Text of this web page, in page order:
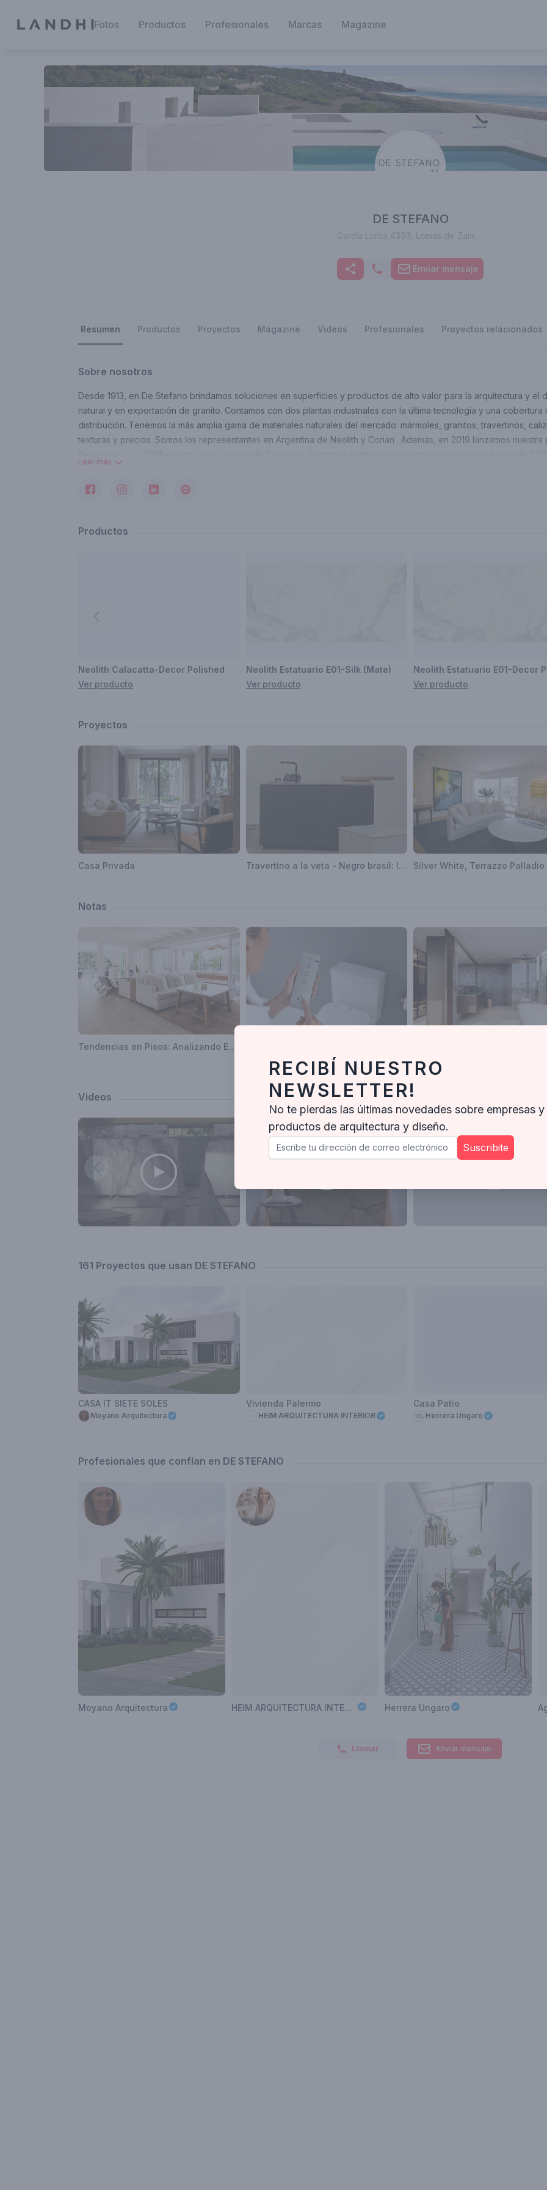
Fotos Productos Profesionales Marcas Magazine
DE STEFANO
Enviar mensaje
Resumen Productos Proyectos Magazine Videos Profesionales Proyectos relacionados
Sobre nosotros
Desde 1913, en De Stefano brindamos soluciones en superficies y productos de alto valor para la arquitectura y
natural y en exportación de granito. Contamos con dos plantas industriales con la última tecnología y una
distribución. Tenemos la más amplia gama de materiales naturales del mercado: mármoles, granitos, travertinos,
texturas y precios. Somos los representantes en Argentina de Neolith y Corian . Además, en 2019 lanzamos
Nuestras marcas:
Leer más
Productos
Neolith Calacatta-Decor Polished
Ver producto
Neolith Estatuario E01-Silk (Mate)
Ver producto
Ver producto
Proyectos
Casa Privada Travertino a la veta - Negro brasil: Islas de Pierda
Notas
Tendencias en Pisos: Analizando Estilos para tu Espacio
Videos
161 Proyectos que usan DE STEFANO
CASA IT SIETE SOLES
Moyano Arquitectura
Vivienda Palermo
HEIM ARQUITECTURA INTERIOR
Casa Patio
Herrera Ungaro
Profesionales que confían en DE STEFANO
Moyano Arquitectura HEIM ARQUITECTURA INTERIOR Herrera Ungaro
Llamar Enviar mensaje
RECIBÍ NUESTRO
NEWSLETTER!
No te pierdas las últimas novedades sobre empresas y
productos de arquitectura y diseño.
Suscribite